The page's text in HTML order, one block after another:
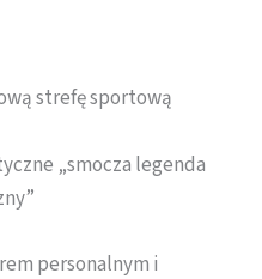
strefę sportową
„smocza legenda
personalnym i